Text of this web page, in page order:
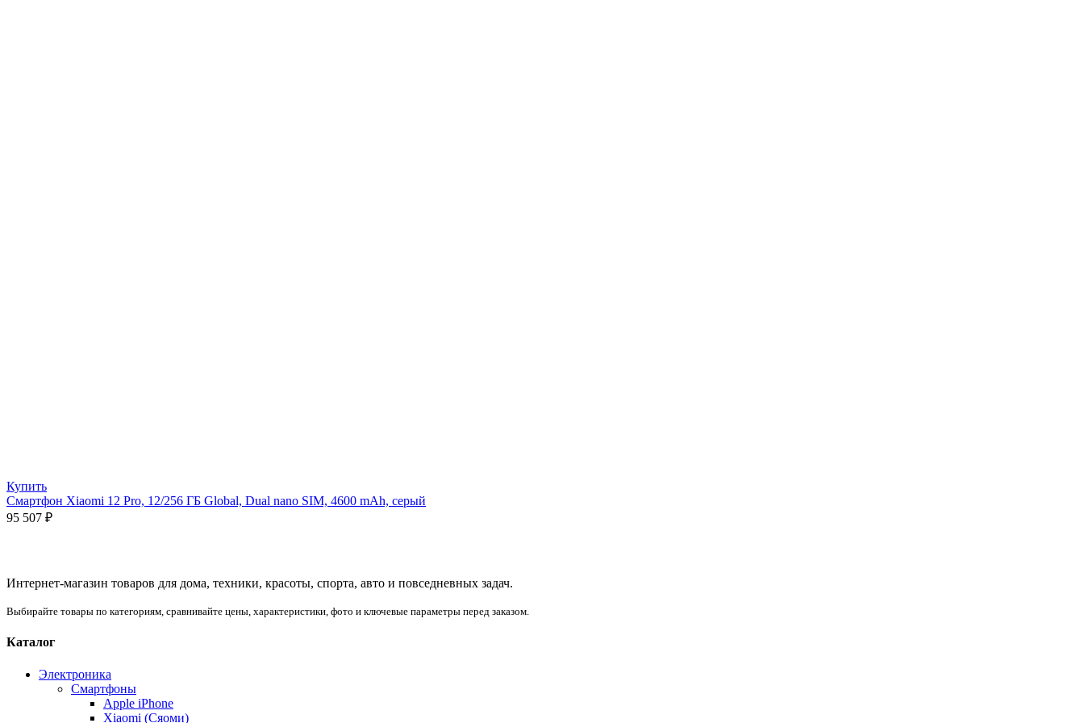
Купить
Смартфон Xiaomi 12 Pro, 12/256 ГБ Global, Dual nano SIM, 4600 mAh, серый
95 507 ₽
Интернет-магазин товаров для дома, техники, красоты, спорта, авто и повседневных задач.
Выбирайте товары по категориям, сравнивайте цены, характеристики, фото и ключевые параметры перед заказом.
Каталог
Электроника
Смартфоны
Apple iPhone
Xiaomi (Сяоми)